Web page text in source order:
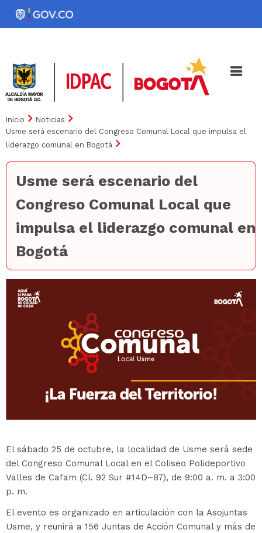
Pasar
Noticias Iniciativas
Inicio
Noticias
Usme será escenario del Congreso Comunal Local que impulsa el
liderazgo comunal en Bogotá
Usme será escenario del
Congreso Comunal Local que
impulsa el liderazgo comunal en
Bogotá
El sábado 25 de octubre, la localidad de Usme será sede
del Congreso Comunal Local en el Coliseo Polideportivo
Valles de Cafam (Cl. 92 Sur #14D–87), de 9:00 a. m. a 3:00
p. m.
El evento es organizado en articulación con la Asojuntas
Usme, y reunirá a 156 Juntas de Acción Comunal y más de